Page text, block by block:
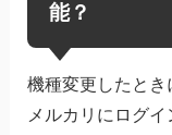
能？
機種変更したとき
メルカリにログ